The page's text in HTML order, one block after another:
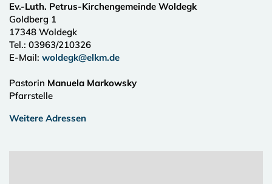
Ev.-Luth. Petrus-Kirchengemeinde Woldegk
Goldberg 1
17348 Woldegk
Tel.: 03963/210326
E-Mail: woldegk@elkm.de
Pastorin Manuela Markowsky
Pfarrstelle
Weitere Adressen